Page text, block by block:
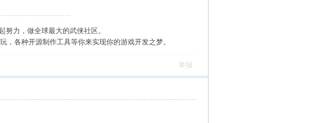
努力，做全球最大的武侠社区。
各种开源制作工具等你来实现你的游戏开发之梦。
举报